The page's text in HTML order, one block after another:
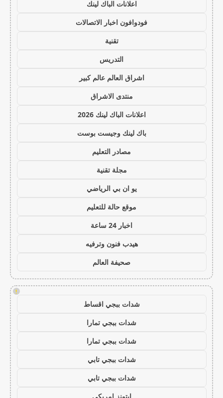
اعلانات الباك لينك
فودوافون اخبار الاتصالات
تقنية
التدريس
اشراق العالم عالم كبير
منتدى الاشراق
اعلانات الباك لينك 2026
باك لينك وجيست بوست
مصادر التعليم
مجلة تقنية
يو ان بي الرياضي
موقع حالة للتعليم
اخبار 24 ساعة
هيدب فنون وترفيه
صحيفة العالم
!
شدات ببجي اقساط
شدات ببجي تمارا
شدات ببجي تمارا
شدات ببجي تابي
شدات ببجي تابي